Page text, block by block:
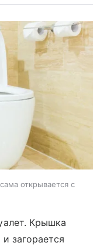
открывается с
Крышка
загорается